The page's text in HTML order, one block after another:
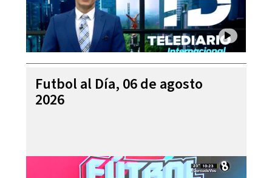
Futbol al Día, 06 de agosto
2026